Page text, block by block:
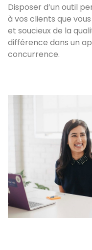
Disposer d’un outil
à vos clients que
et soucieux de la
différence dans un
concurrence.